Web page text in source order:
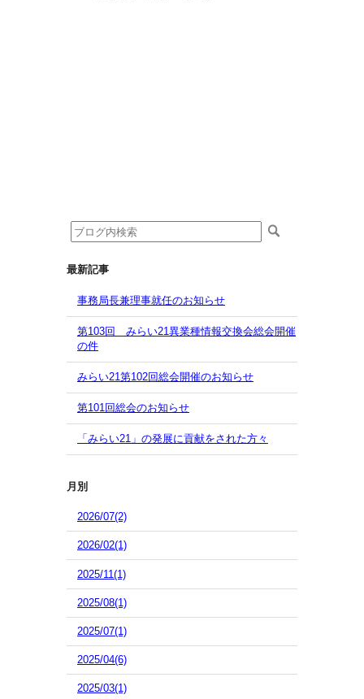
最新記事
事務局長兼理事就任のお知らせ
第103回 みらい21異業種情報交換会総会開催
の件
みらい21第102回総会開催のお知らせ
第101回総会のお知らせ
「みらい21」の発展に貢献をされた方々
月別
2026/07(2)
2026/02(1)
2025/11(1)
2025/08(1)
2025/07(1)
2025/04(6)
2025/03(1)